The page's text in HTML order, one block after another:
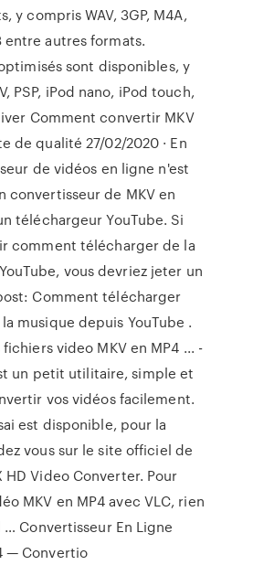
y compris WAV, 3GP, M4A,
entre autres formats.
sont disponibles, y
PSP, iPod nano, iPod touch,
Comment convertir MKV
de qualité 27/02/2020 · En
de vidéos en ligne n'est
convertisseur de MKV en
téléchargeur YouTube. Si
comment télécharger de la
vous devriez jeter un
Comment télécharger
musique depuis YouTube .
video MKV en MP4 ... -
un petit utilitaire, simple et
vos vidéos facilement.
est disponible, pour la
vous sur le site officiel de
Video Converter. Pour
MKV en MP4 avec VLC, rien
Convertisseur En Ligne
— Convertio